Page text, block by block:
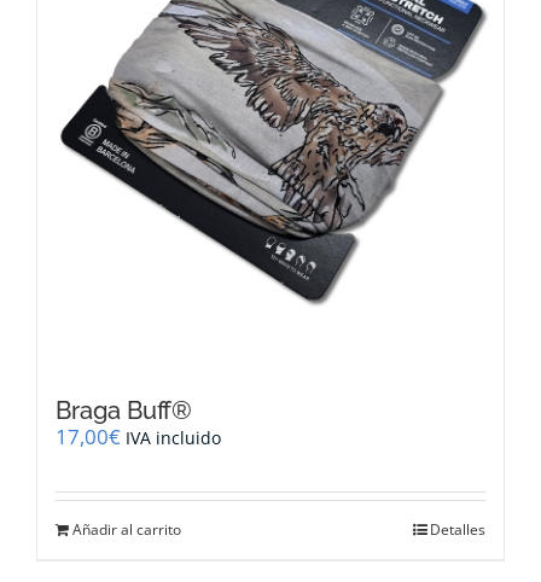
Braga Buff®
17,00€ IVA incluido
Añadir al carrito Detalles